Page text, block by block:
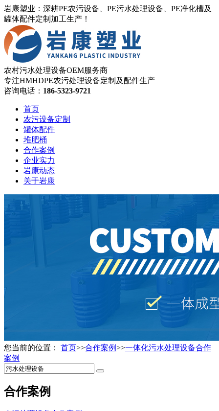
岩康塑业：深耕PE农污设备、PE污水处理设备、PE净化槽及
罐体配件定制加工生产！
农村污水处理设备OEM服务商
专注HMHDPE农污处理设备定制及配件生产
咨询电话： 186-5323-9721
首页
农污设备定制
罐体配件
堆肥桶
合作案例
企业实力
岩康动态
关于岩康
您当前的位置： 首页>>合作案例>>一体化污水处理设备合作
案例
合作案例